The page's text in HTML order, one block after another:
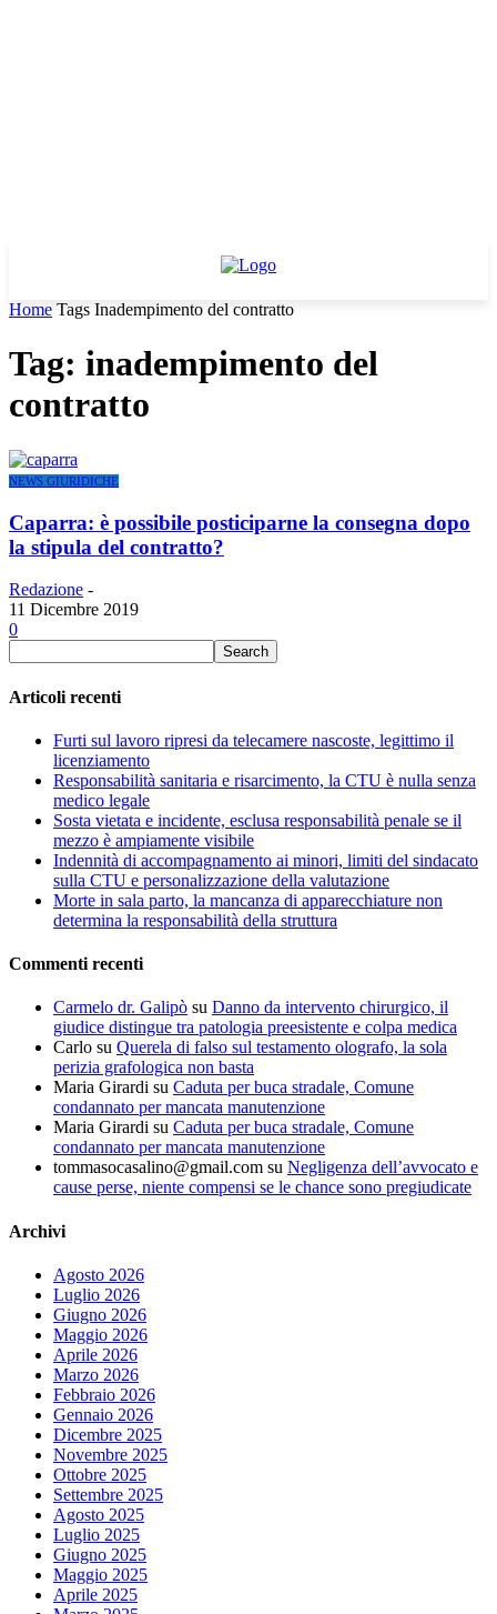
Home Tags Inadempimento del contratto
Tag: inadempimento del
contratto
NEWS GIURIDICHE
Caparra: è possibile posticiparne la consegna dopo
la stipula del contratto?
Redazione -
11 Dicembre 2019
0
Articoli recenti
Furti sul lavoro ripresi da telecamere nascoste, legittimo il
licenziamento
Responsabilità sanitaria e risarcimento, la CTU è nulla senza
medico legale
Sosta vietata e incidente, esclusa responsabilità penale se il
mezzo è ampiamente visibile
Indennità di accompagnamento ai minori, limiti del sindacato
sulla CTU e personalizzazione della valutazione
Morte in sala parto, la mancanza di apparecchiature non
determina la responsabilità della struttura
Commenti recenti
Carmelo dr. Galipò su Danno da intervento chirurgico, il
giudice distingue tra patologia preesistente e colpa medica
Carlo su Querela di falso sul testamento olografo, la sola
perizia grafologica non basta
Maria Girardi su Caduta per buca stradale, Comune
condannato per mancata manutenzione
Maria Girardi su Caduta per buca stradale, Comune
condannato per mancata manutenzione
tommasocasalino@gmail.com su Negligenza dell’avvocato e
cause perse, niente compensi se le chance sono pregiudicate
Archivi
Agosto 2026
Luglio 2026
Giugno 2026
Maggio 2026
Aprile 2026
Marzo 2026
Febbraio 2026
Gennaio 2026
Dicembre 2025
Novembre 2025
Ottobre 2025
Settembre 2025
Agosto 2025
Luglio 2025
Giugno 2025
Maggio 2025
Aprile 2025